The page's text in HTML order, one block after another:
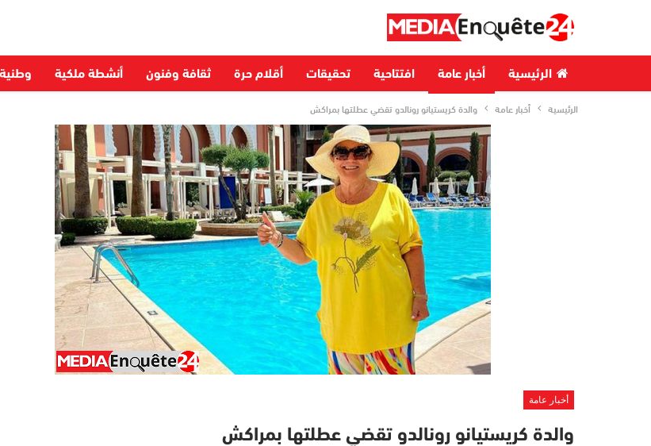
الرئيسية أخبار عامة افتتاحية تحقيقات أقلام حرة ثقافة وفنون أنشطة ملكية وطنية
الرئيسية أخبار عامة والدة كريستيانو رونالدو تقضي عطلتها بمراكش
أخبار عامة
والدة كريستيانو رونالدو تقضي عطلتها بمراكش